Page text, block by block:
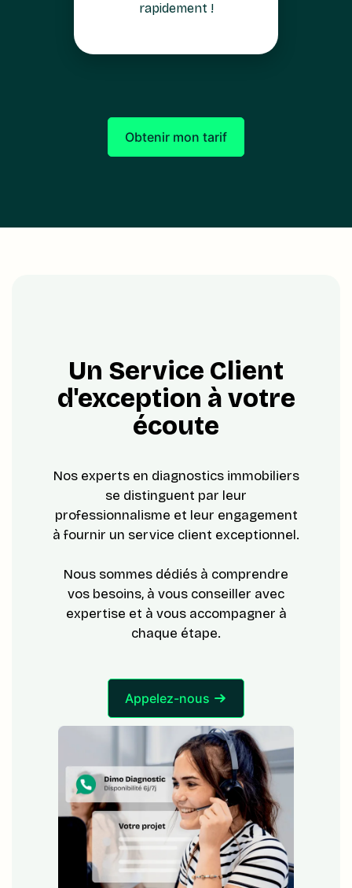
rapidement !
Obtenir mon tarif
Un Service Client
d'exception à votre
écoute
Nos experts en diagnostics immobiliers
se distinguent par leur
professionnalisme et leur engagement
à fournir un service client exceptionnel.
Nous sommes dédiés à comprendre
vos besoins, à vous conseiller avec
expertise et à vous accompagner à
chaque étape.
Appelez-nous